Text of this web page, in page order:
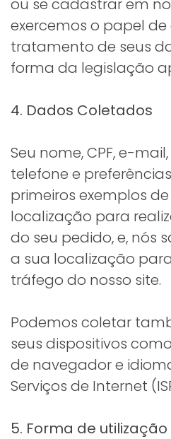
ou se cadastrar em
exercemos o papel
tratamento de seus
forma da legislação
4. Dados Coletados
Seu nome, CPF, e-
telefone e
primeiros exemplos
localização para
do seu pedido, e, nós
a sua localização
tráfego do nosso site.
Podemos coletar
seus dispositivos
de navegador e
Serviços de Internet
5. Forma de